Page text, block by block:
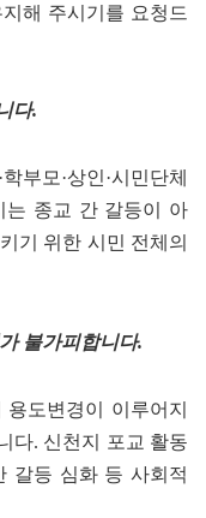
해 주시기를 요청드
다.
부모·상인·시민단체
는 종교 간 갈등이 아
기 위한 시민 전체의
불가피합니다.
도변경이 이루어지
다. 신천지 포교 활동
갈등 심화 등 사회적